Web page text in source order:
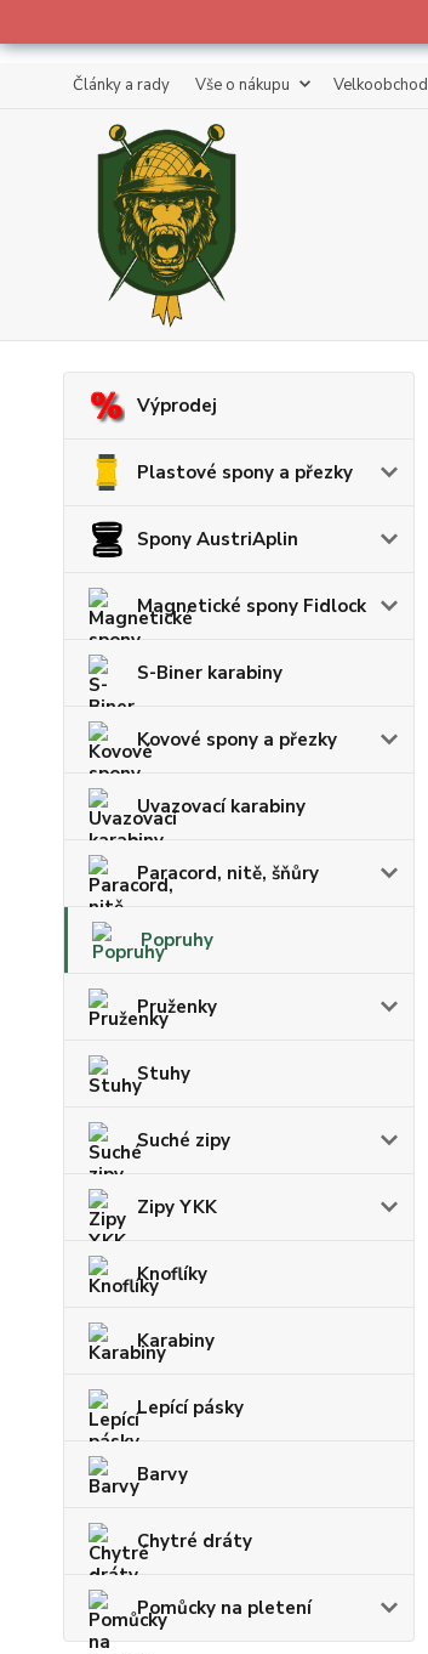
Články a rady Vše o nákupu Velkoobchod
Výprodej
Plastové spony a přezky
Spony AustriAplin
Magnetické spony Fidlock
S-Biner karabiny
Kovové spony a přezky
Uvazovací karabiny
Paracord, nitě, šňůry
Popruhy
Pruženky
Stuhy
Suché zipy
Zipy YKK
Knoflíky
Karabiny
Lepící pásky
Barvy
Chytré dráty
Pomůcky na pletení